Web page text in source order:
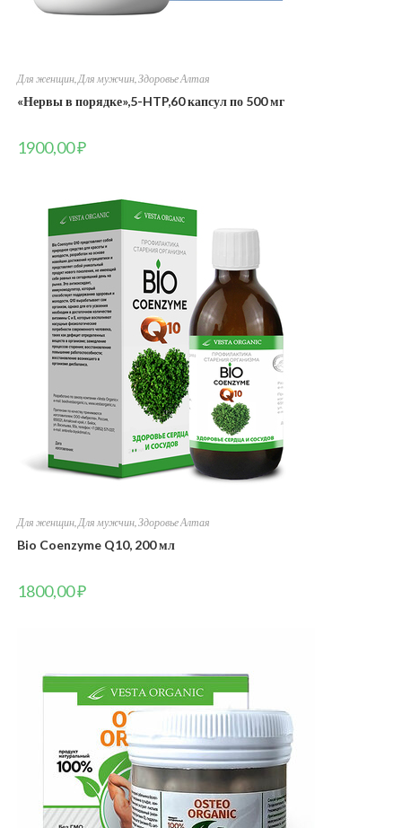
Для женщин,Для мужчин,Здоровье Алтая
«Нервы в порядке»,5-HTP,60 капсул по 500 мг
1900,00₽
Для женщин, Для мужчин, Здоровье Алтая
Bio Coenzyme Q10, 200 мл
1800,00₽